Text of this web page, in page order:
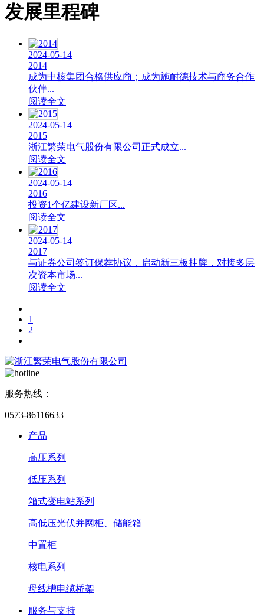
发展里程碑
2024-05-14
2014
成为中核集团合格供应商；成为施耐德技术与商务合作
伙伴...
阅读全文
2024-05-14
2015
浙江繁荣电气股份有限公司正式成立...
阅读全文
2024-05-14
2016
投资1个亿建设新厂区...
阅读全文
2024-05-14
2017
与证券公司签订保荐协议，启动新三板挂牌，对接多层
次资本市场...
阅读全文
1
2
服务热线：
0573-86116633
产品
高压系列
低压系列
箱式变电站系列
高低压光伏并网柜、储能箱
中置柜
核电系列
母线槽电缆桥架
服务与支持